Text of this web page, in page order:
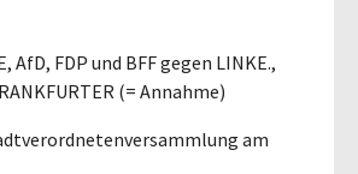
AfD, FDP und BFF gegen LINKE.,
(= Annahme)
am